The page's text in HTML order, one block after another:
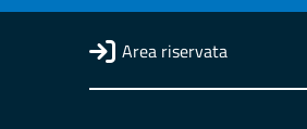
Area riservata